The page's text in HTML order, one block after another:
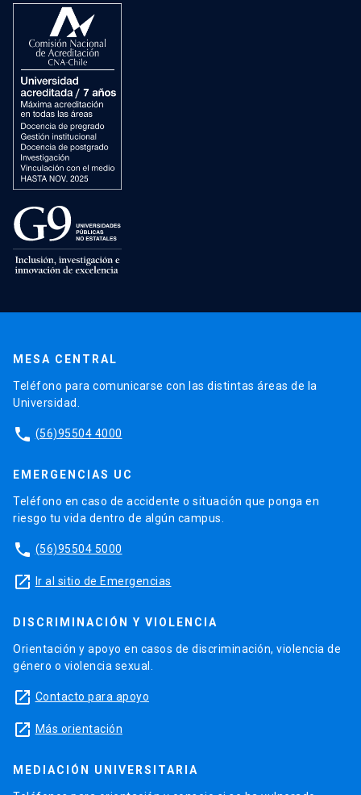
MESA CENTRAL
Teléfono para comunicarse con las distintas áreas de la
Universidad.
phone (56)95504 4000
EMERGENCIAS UC
Teléfono en caso de accidente o situación que ponga en
riesgo tu vida dentro de algún campus.
phone (56)95504 5000
launch Ir al sitio de Emergencias
DISCRIMINACIÓN Y VIOLENCIA
Orientación y apoyo en casos de discriminación, violencia de
género o violencia sexual.
launch Contacto para apoyo
launch Más orientación
MEDIACIÓN UNIVERSITARIA